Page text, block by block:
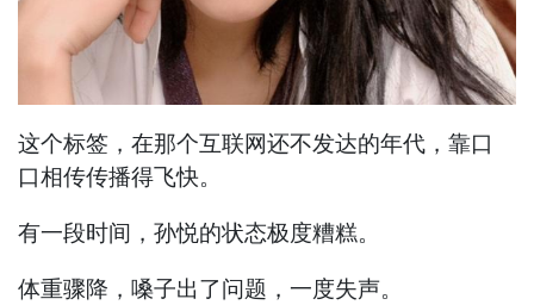
这个标签，在那个互联网还不发达的年代，靠口
口相传传播得飞快。
有一段时间，孙悦的状态极度糟糕。
体重骤降，嗓子出了问题，一度失声。